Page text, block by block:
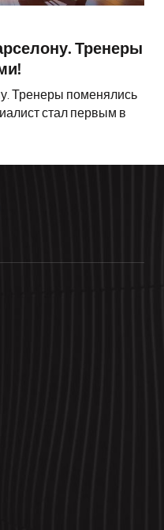
Тренеры
Тренеры поменялись
стал первым в